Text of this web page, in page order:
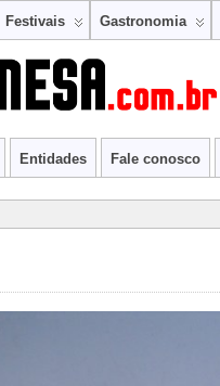
Festivais Gastronomia
Entidades Fale conosco